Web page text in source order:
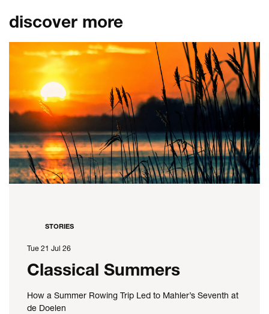
discover more
Tue 21 Jul 26
Classical Summers
How a Summer Rowing Trip Led to Mahler’s Seventh at
de Doelen
STORIES